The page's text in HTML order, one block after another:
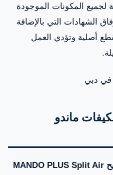
لجميع المكونات الموجودة
الشهادات التي بالإضافة
أصلية وتؤدي العمل
ماندو
بالإضافة إلى ذلك، يتم تصليح MANDO PLUS Split Air